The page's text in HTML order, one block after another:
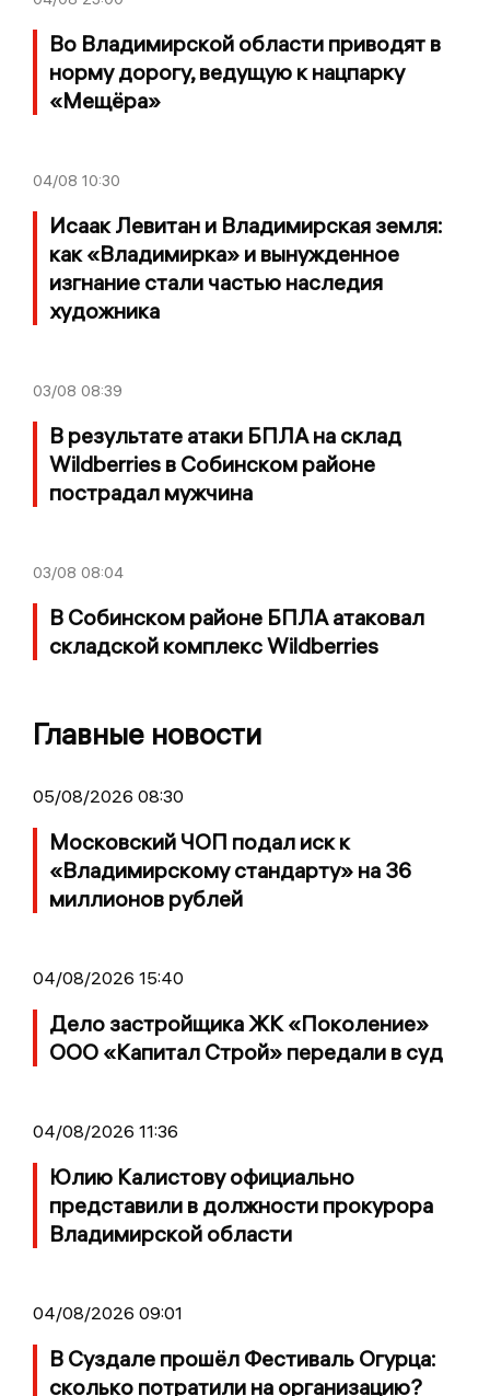
Во Владимирской области приводят в
норму дорогу, ведущую к нацпарку
«Мещёра»
04/08 10:30
Исаак Левитан и Владимирская земля:
как «Владимирка» и вынужденное
изгнание стали частью наследия
художника
03/08 08:39
В результате атаки БПЛА на склад
Wildberries в Собинском районе
пострадал мужчина
03/08 08:04
В Собинском районе БПЛА атаковал
складской комплекс Wildberries
Главные новости
05/08/2026 08:30
Московский ЧОП подал иск к
«Владимирскому стандарту» на 36
миллионов рублей
04/08/2026 15:40
Дело застройщика ЖК «Поколение»
ООО «Капитал Строй» передали в суд
04/08/2026 11:36
Юлию Калистову официально
представили в должности прокурора
Владимирской области
04/08/2026 09:01
В Суздале прошёл Фестиваль Огурца:
сколько потратили на организацию?